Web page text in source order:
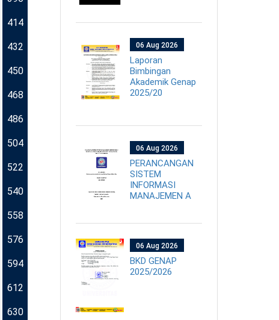
414
432
450
468
486
504
522
540
558
576
594
612
630
06 Aug 2026
Laporan
Bimbingan
Akademik Genap
2025/20
06 Aug 2026
PERANCANGAN
SISTEM
INFORMASI
MANAJEMEN A
06 Aug 2026
BKD GENAP
2025/2026